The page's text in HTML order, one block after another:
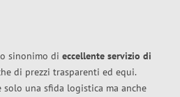
sinonimo di eccellente servizio di
di prezzi trasparenti ed equi.
solo una sfida logistica ma anche